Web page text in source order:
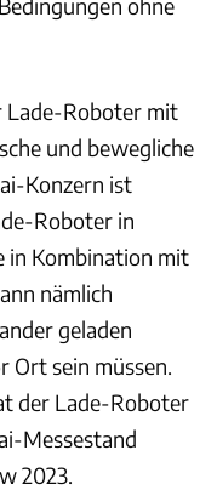
Lade-Roboter mit
und bewegliche
Konzern ist
Roboter in
in Kombination mit
nämlich
geladen
Ort sein müssen.
der Lade-Roboter
Messestand
2023.